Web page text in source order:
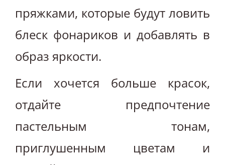
пряжками, которые будут ловить
блеск фонариков и добавлять в
образ яркости.
Если хочется больше красок,
отдайте предпочтение
пастельным тонам,
приглушенным цветам и